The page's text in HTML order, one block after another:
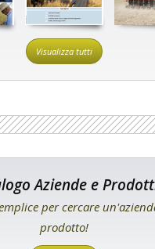
Visualizza tutti
Aziende e
per cercare
prodotto!